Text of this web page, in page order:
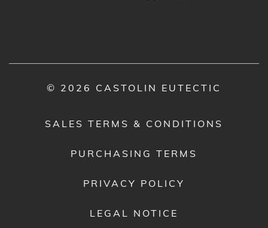
© 2026 CASTOLIN EUTECTIC
SALES TERMS & CONDITIONS
PURCHASING TERMS
PRIVACY POLICY
LEGAL NOTICE